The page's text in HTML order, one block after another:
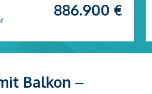
886.900 €
Balkon –